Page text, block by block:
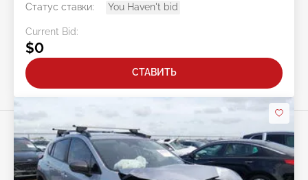
Статус ставки:
You Haven't bid
Current Bid:
$0
СТАВИТЬ